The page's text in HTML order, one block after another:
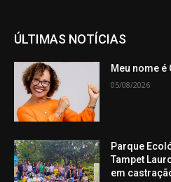
ÚLTIMAS NOTÍCIAS
Meu nome é
05/08/2026
Parque
Tampet
em